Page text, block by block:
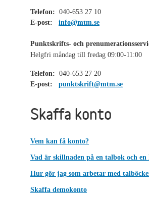
Telefon: 040-653 27 10
E-post:
info@mtm.se
Punktskrifts- och
Helgfri måndag till fredag 09:00-11:00
Telefon: 040-653 27 20
E-post:
punktskrift@mtm.se
Skaffa konto
Vem kan få konto?
Vad är skillnaden på en talbok och
Hur gör jag som arbetar med
Skaffa demokonto